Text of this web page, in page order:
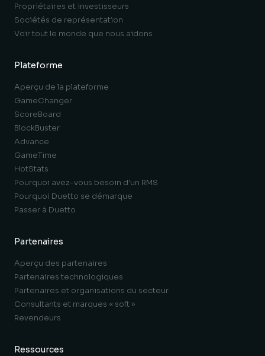
Propriétaires et investisseurs
Sociétés de représentation
Voir tout le monde que nous aidons
Plateforme
Aperçu de la plateforme
GameChanger
ScoreBoard
BlockBuster
Advance
GameTime
HotStats
Pourquoi avez-vous besoin d'un RMS
Pourquoi Duetto se démarque
Passer à Duetto
Partenaires
Aperçu des partenaires
Partenaires technologiques
Partenaires et organisations du secteur
Consultants et marques « soft »
Revendeurs
Ressources